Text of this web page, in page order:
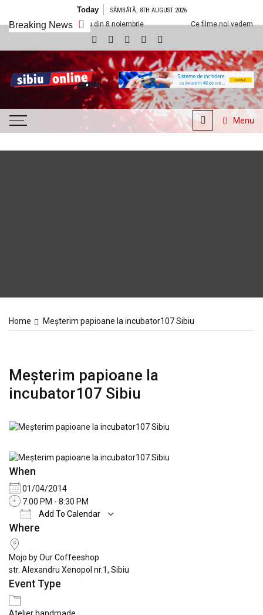
Today SÂMBĂTĂ, 8TH AUGUST 2026
Breaking News
Sibiu din 8 noiembrie Ce filme noi vedem la Cineplexx
SibiuOnline.com
… locatii si evenimente din
Sibiu!!!
Menu
Home Meșterim papioane la incubator107 Sibiu
Meșterim papioane la
incubator107 Sibiu
When
01/04/2014
7:00 PM - 8:30 PM
Add To Calendar
Download ICS
Where
Mojo by Our Coffeeshop
str. Alexandru Xenopol nr.1, Sibiu
Event Type
Atelier handmade